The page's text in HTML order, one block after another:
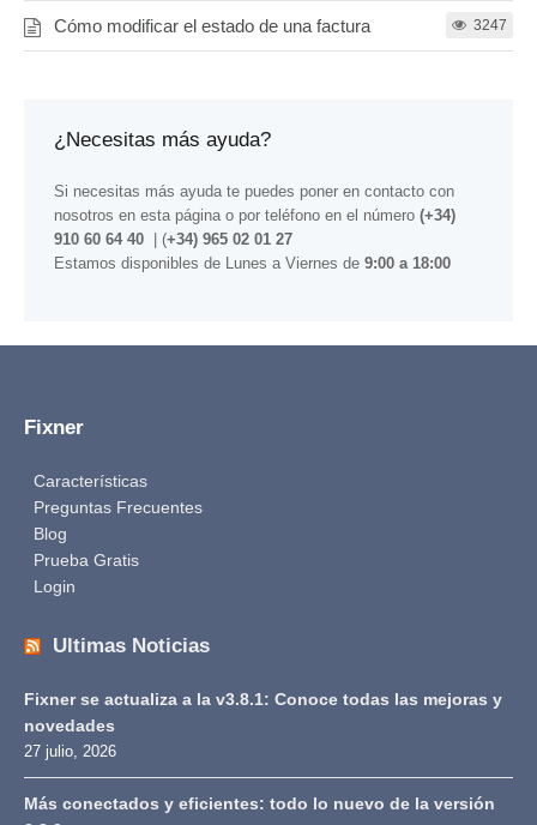
Cómo modificar el estado de una factura 3247
¿Necesitas más ayuda?
Si necesitas más ayuda te puedes poner en contacto con
nosotros en esta páginao por teléfono en el número (+34)
910 60 64 40
| (+34) 965 02 01 27
Estamos disponibles de Lunes a Viernes de 9:00 a 18:00
Fixner
Características
Preguntas Frecuentes
Blog
Prueba Gratis
Login
Ultimas Noticias
Fixner se actualiza a la v3.8.1: Conoce todas las mejoras y
novedades
27 julio, 2026
Más conectados y eficientes: todo lo nuevo de la versión